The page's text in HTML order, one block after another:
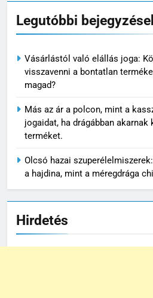
Legutóbbi
Vásárlástól való elállás joga:
visszavenni a bontatlan
magad?
Más az ár a polcon, mint a
jogaidat, ha drágábban akarnak
terméket.
Olcsó hazai
a hajdina, mint a méregdrága
Hirdetés